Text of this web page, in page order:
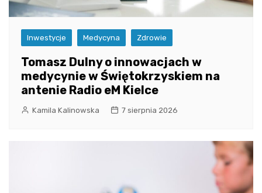
Inwestycje Medycyna Zdrowie
Tomasz Dulny o innowacjach w
medycynie w Świętokrzyskiem na
antenie Radio eM Kielce
Kamila Kalinowska 7 sierpnia 2026